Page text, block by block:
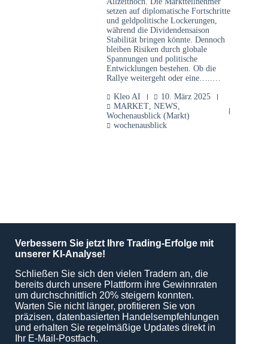
setzen auf diplomatische Fortschritte
und geldpolitische Lockerungen,
während die Dividendensaison
Stabilität bringen könnte. Dennoch
bleiben Risiken durch globale
Spannungen und politische
Entwicklungen bestehen. Ob die
Rallye weitergeht oder eine…..…
Kleo AI
10. März 2025
MARKET, NEWS
Wochenausblick (Markt)
wochenausblick
Verbessern Sie jetzt Ihre Trading-Erfolge mit
unserer KI-Analyse!
Schließen Sie sich den vielen Tradern an, die
bereits durch unsere Plattform ihre Gewinnraten
um durchschnittlich 20% steigern konnten.
Warten Sie nicht länger, profitieren Sie von
präzisen, datenbasierten Handelsempfehlungen
und erhalten Sie regelmäßige Updates direkt in
Ihr E-Mail-Postfach.